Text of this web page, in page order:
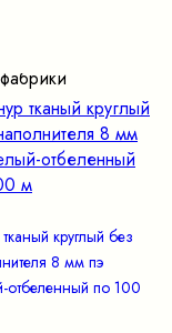
круглый без
8 мм пэ
отбеленный по 100